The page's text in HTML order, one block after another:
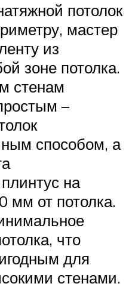
потолок
мастер
из
зоне потолка.
стенам
–
способом, а
на
мм от потолка.
что
для
стенами.